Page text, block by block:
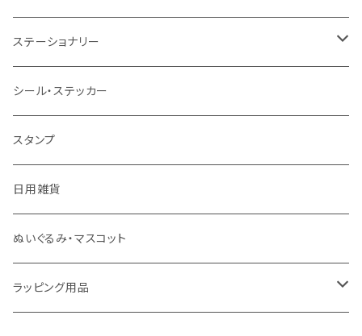
リュック
財布
巾着
キーホルダー
その他
ステーショナリー
マステ・テープ
筆記具
メモ帳・フセン・ノート
デスク周辺小物
便箋・封筒・カード
シール・ステッカー
スタンプ
日用雑貨
ぬいぐるみ・マスコット
ラッピング用品